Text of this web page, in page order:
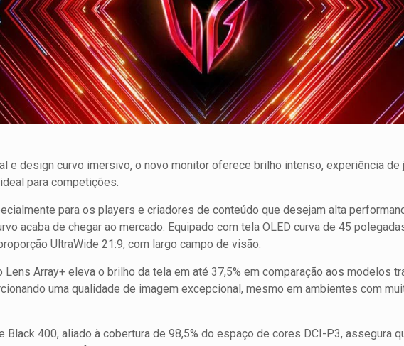
e design curvo imersivo, o novo monitor oferece brilho intenso, experiência
para competições.
para os players e criadores de conteúdo que desejam alta
acaba de chegar ao mercado. Equipado com tela OLED curva de 45
UltraWide 21:9, com largo campo de visão.
Lens Array+ eleva o brilho da tela em até 37,5% em comparação aos modelos
uma qualidade de imagem excepcional, mesmo em ambientes com
Black 400, aliado à cobertura de 98,5% do espaço de cores DCI-P3, assegura